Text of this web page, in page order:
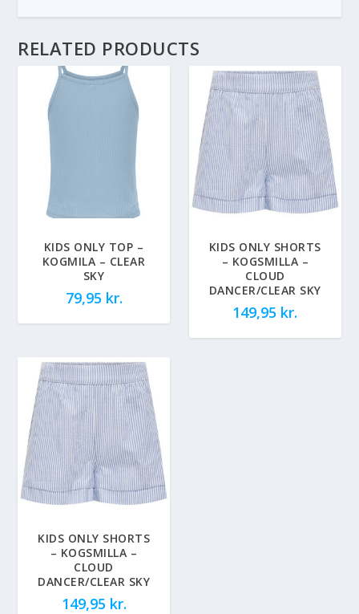
RELATED PRODUCTS
KIDS ONLY TOP –
KOGMILA – CLEAR
SKY
79,95 kr.
KIDS ONLY SHORTS
– KOGSMILLA –
CLOUD
DANCER/CLEAR SKY
149,95 kr.
KIDS ONLY SHORTS
– KOGSMILLA –
CLOUD
DANCER/CLEAR SKY
149,95 kr.